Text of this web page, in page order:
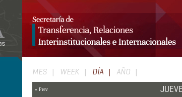
Solapas
principales
MES WEEK DÍA (SOLAPA
ACTIVA)
AÑO
« Prev